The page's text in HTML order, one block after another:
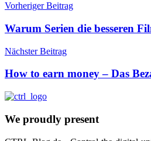
Vorheriger Beitrag
Warum Serien die besseren
Nächster Beitrag
How to earn money – Das
We proudly present